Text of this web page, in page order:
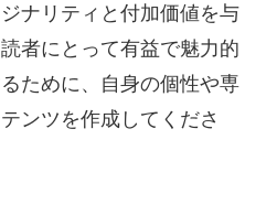
ナリティと付加価値を与
者にとって有益で魅力的
ために、自身の個性や専
ンツを作成してくださ